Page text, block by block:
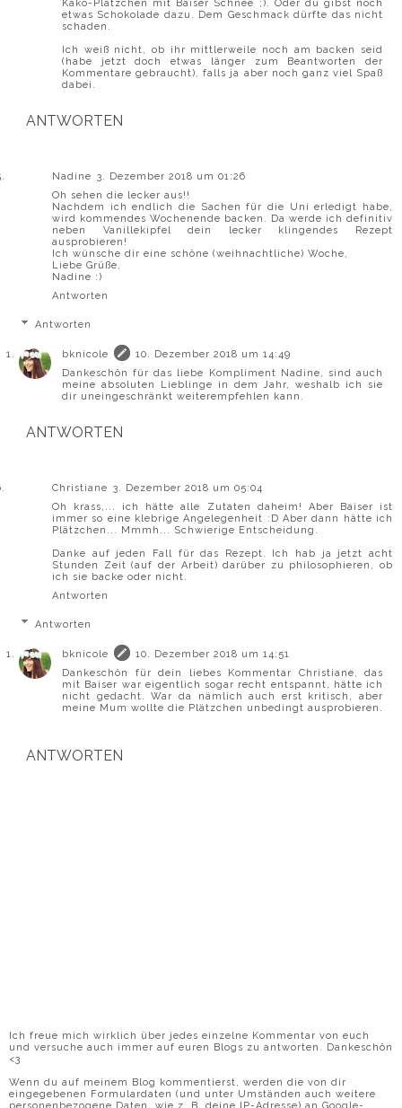
Kako-Plätzchen mit Baiser Schnee ;). Oder du gibst noch
etwas Schokolade dazu. Dem Geschmack dürfte das nicht
schaden.
Ich weiß nicht, ob ihr mittlerweile noch am backen seid
(habe jetzt doch etwas länger zum Beantworten der
Kommentare gebraucht), falls ja aber noch ganz viel Spaß
dabei.
ANTWORTEN
Nadine 3. Dezember 2018 um 01:26
Oh sehen die lecker aus!!
Nachdem ich endlich die Sachen für die Uni erledigt habe,
wird kommendes Wochenende backen. Da werde ich definitiv
neben Vanillekipfel dein lecker klingendes Rezept
ausprobieren!
Ich wünsche dir eine schöne (weihnachtliche) Woche,
Liebe Grüße,
Nadine :)
Antworten
Antworten
bknicole
10. Dezember 2018 um 14:49
Dankeschön für das liebe Kompliment Nadine, sind auch
meine absoluten Lieblinge in dem Jahr, weshalb ich sie
dir uneingeschränkt weiterempfehlen kann.
ANTWORTEN
Christiane 3. Dezember 2018 um 05:04
Oh krass,... ich hätte alle Zutaten daheim! Aber Baiser ist
immer so eine klebrige Angelegenheit :D Aber dann hätte ich
Plätzchen... Mmmh... Schwierige Entscheidung.
Danke auf jeden Fall für das Rezept. Ich hab ja jetzt acht
Stunden Zeit (auf der Arbeit) darüber zu philosophieren, ob
ich sie backe oder nicht.
Antworten
Antworten
bknicole
10. Dezember 2018 um 14:51
Dankeschön für dein liebes Kommentar Christiane, das
mit Baiser war eigentlich sogar recht entspannt, hätte ich
nicht gedacht. War da nämlich auch erst kritisch, aber
meine Mum wollte die Plätzchen unbedingt ausprobieren.
ANTWORTEN
Ich freue mich wirklich über jedes einzelne Kommentar von euch
und versuche auch immer auf euren Blogs zu antworten. Dankeschön
<3
Wenn du auf meinem Blog kommentierst, werden die von dir
eingegebenen Formulardaten (und unter Umständen auch weitere
personenbezogene Daten, wie z. B. deine IP-Adresse) an Google-